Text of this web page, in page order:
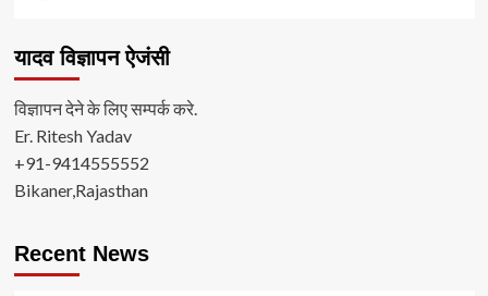
यादव विज्ञापन ऐजंसी
विज्ञापन देने के लिए सम्पर्क करे.
Er. Ritesh Yadav
+91-9414555552
Bikaner,Rajasthan
Recent News